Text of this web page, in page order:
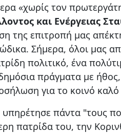
«χωρίς τον
και Ενέργειας
της επιτροπή μας
Σήμερα, όλοι μας
πολιτικό, ένα
πράγματα με
για το κοινό καλό
πάντα "τους
πατρίδα του, την